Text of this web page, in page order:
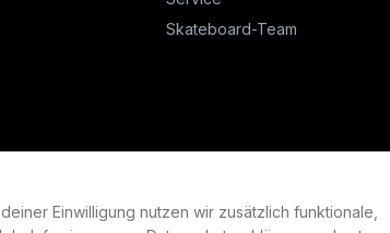
Einwilligung nutzen wir zusätzlich funktionale,
Skateboard-Team